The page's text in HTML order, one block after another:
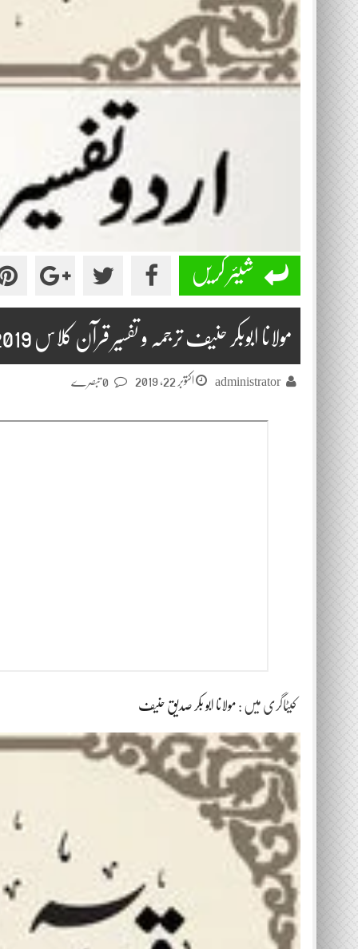
شیئر کریں
مولانا ابوبکر حنیف ترجمہ و تفسیر قرآن کلاس 2019-10-22
administrator اکتوبر 22, 2019
کیٹاگری میں : مولانا ابو بکر صدیق حنیف